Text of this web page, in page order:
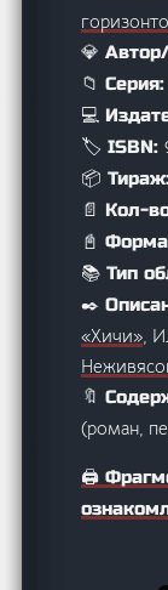
💎
📁 Серия:
💻
🏷️ ISBN:
📦
📄 Кол-
📓
📚 Тип
✒️
«Хичи»,
🔖
(роман,
🖨️